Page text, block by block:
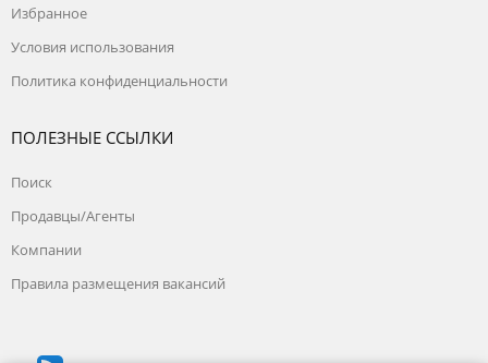
Избранное
Условия использования
Политика конфиденциальности
ПОЛЕЗНЫЕ ССЫЛКИ
Поиск
Продавцы/Агенты
Компании
Правила размещения вакансий